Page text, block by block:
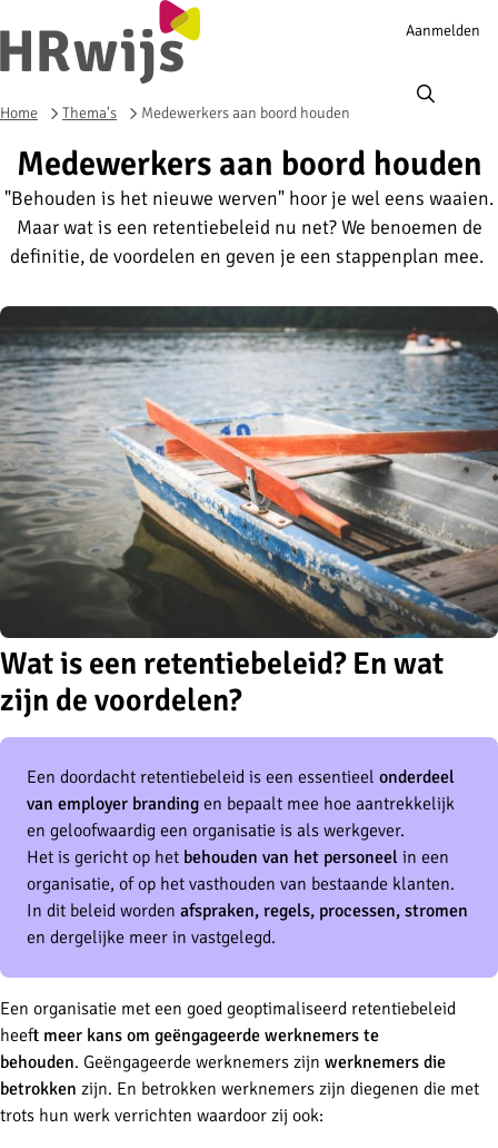
Account
Aanmelden
Home Thema's Medewerkers aan boord houden
Medewerkers aan boord houden
"Behouden is het nieuwe werven" hoor je wel eens waaien.
Maar wat is een retentiebeleid nu net? We benoemen de
definitie, de voordelen en geven je een stappenplan mee.
Wat is een retentiebeleid? En wat
zijn de voordelen?
Een doordacht retentiebeleid is een essentieel onderdeel
van employer branding en bepaalt mee hoe aantrekkelijk
en geloofwaardig een organisatie is als werkgever.
Het is gericht op het behouden van het personeel in een
organisatie, of op het vasthouden van bestaande klanten.
In dit beleid worden afspraken, regels, processen, stromen
en dergelijke meer in vastgelegd.
Een organisatie met een goed geoptimaliseerd retentiebeleid
heeft meer kans om geëngageerde werknemers te
behouden. Geëngageerde werknemers zijn werknemers die
betrokken zijn. En betrokken werknemers zijn diegenen die met
trots hun werk verrichten waardoor zij ook: